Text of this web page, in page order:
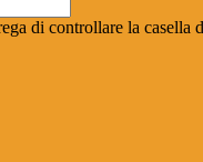
di controllare la casella